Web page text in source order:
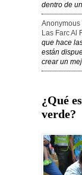
dentro de
Anonymous
Las Farc Al
que hace
están
crear un
¿Qué
verde?